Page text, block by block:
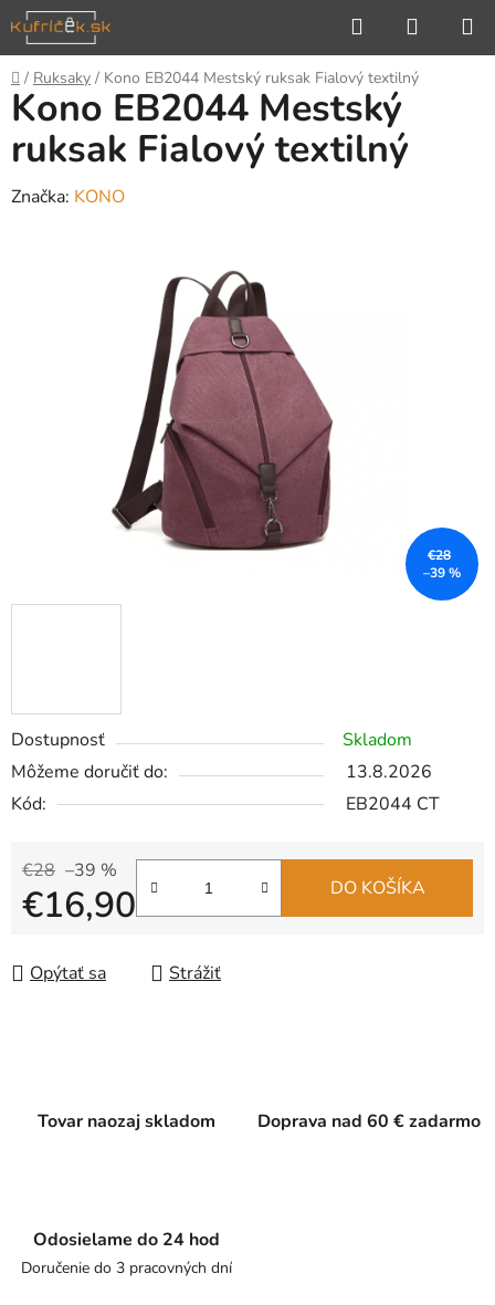
Prejsť
na
obsah
Hľadať
KOŠÍK
Domov
/ Ruksaky / Kono EB2044 Mestský ruksak Fialový textilný
Dostupnosť
Skladom
Môžeme doručiť do:
13.8.2026
Kód:
EB2044 CT
€28 –39 %
€16,90 DO KOŠÍKA
Opýtať sa Strážiť
Kono EB2044 Mestský
ruksak Fialový textilný
Značka: KONO
€28
–39 %
Tovar naozaj skladom Doprava nad 60 € zadarmo
Odosielame do 24 hod
Doručenie do 3 pracovných dní